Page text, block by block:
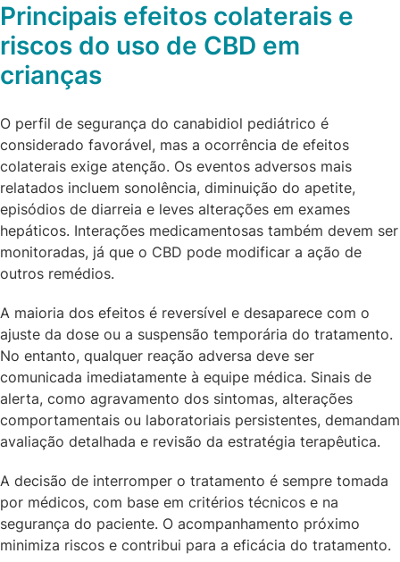
Principais efeitos colaterais e
riscos do uso de CBD em
crianças
O perfil de segurança do canabidiol pediátrico é
considerado favorável, mas a ocorrência de efeitos
colaterais exige atenção. Os eventos adversos mais
relatados incluem sonolência, diminuição do apetite,
episódios de diarreia e leves alterações em exames
hepáticos. Interações medicamentosas também devem ser
monitoradas, já que o CBD pode modificar a ação de
outros remédios.
A maioria dos efeitos é reversível e desaparece com o
ajuste da dose ou a suspensão temporária do tratamento.
No entanto, qualquer reação adversa deve ser
comunicada imediatamente à equipe médica. Sinais de
alerta, como agravamento dos sintomas, alterações
comportamentais ou laboratoriais persistentes, demandam
avaliação detalhada e revisão da estratégia terapêutica.
A decisão de interromper o tratamento é sempre tomada
por médicos, com base em critérios técnicos e na
segurança do paciente. O acompanhamento próximo
minimiza riscos e contribui para a eficácia do tratamento.